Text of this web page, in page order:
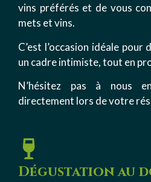
vins préférés et de vous
mets et vins.
C’est l’occasion idéale
un cadre intimiste, tout en
N’hésitez pas à nous
directement lors de votre
Dégustation au